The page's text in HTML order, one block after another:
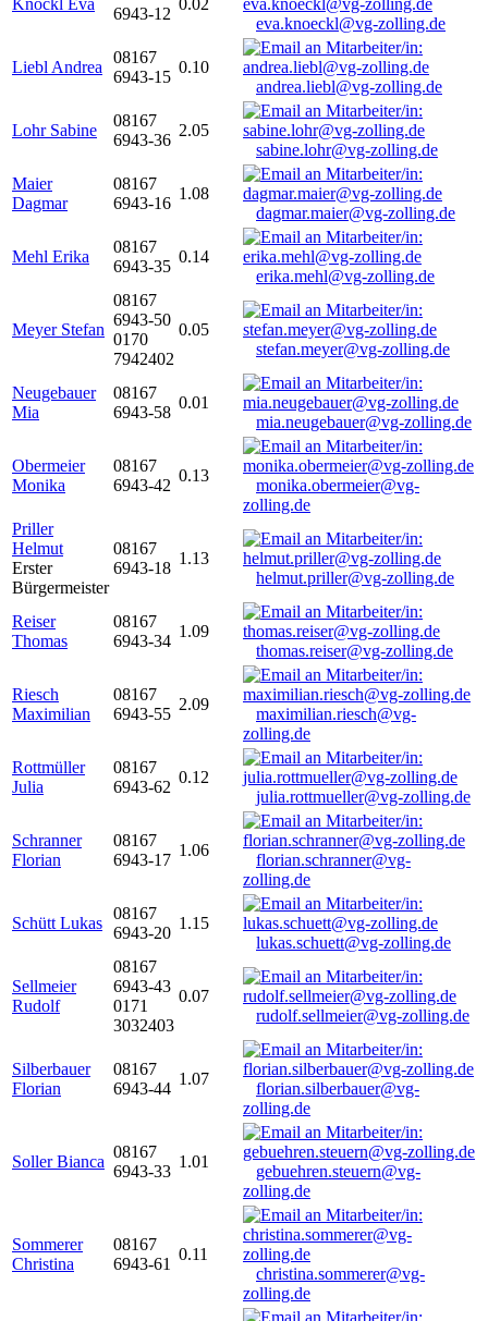
Knöckl Eva
6943-12
0.02
eva.knoeckl@vg-zolling.de
Liebl Andrea
08167
6943-15
0.10
andrea.liebl@vg-zolling.de
Lohr Sabine
08167
6943-36
2.05
sabine.lohr@vg-zolling.de
Maier
Dagmar
08167
6943-16
1.08
dagmar.maier@vg-zolling.de
Mehl Erika
08167
6943-35
0.14
erika.mehl@vg-zolling.de
Meyer Stefan
08167
6943-50
0170
7942402
0.05
stefan.meyer@vg-zolling.de
Neugebauer
Mia
08167
6943-58
0.01
mia.neugebauer@vg-zolling.de
Obermeier
Monika
08167
6943-42
0.13
monika.obermeier@vg-
zolling.de
Priller
Helmut
Erster
Bürgermeister
08167
6943-18
1.13
helmut.priller@vg-zolling.de
Reiser
Thomas
08167
6943-34
1.09
thomas.reiser@vg-zolling.de
Riesch
Maximilian
08167
6943-55
2.09
maximilian.riesch@vg-
zolling.de
Rottmüller
Julia
08167
6943-62
0.12
julia.rottmueller@vg-zolling.de
Schranner
Florian
08167
6943-17
1.06
florian.schranner@vg-
zolling.de
Schütt Lukas
08167
6943-20
1.15
lukas.schuett@vg-zolling.de
Sellmeier
Rudolf
08167
6943-43
0171
3032403
0.07
rudolf.sellmeier@vg-zolling.de
Silberbauer
Florian
08167
6943-44
1.07
florian.silberbauer@vg-
zolling.de
Soller Bianca
08167
6943-33
1.01
gebuehren.steuern@vg-
zolling.de
Sommerer
Christina
08167
6943-61
0.11
christina.sommerer@vg-
zolling.de